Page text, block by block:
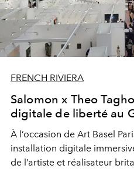
FRENCH RIVIERA
Salomon x Theo
digitale de liberté au
À l’occasion de Art Basel
installation digitale
de l’artiste et réalisateur